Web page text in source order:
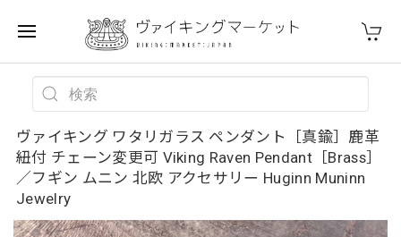
ヴァイキング ワタリガラス ペンダント［真鍮］鹿革
紐付 チェーン変更可 Viking Raven Pendant［Brass］
／フギン ムニン 北欧 アクセサリー Huginn Muninn
Jewelry